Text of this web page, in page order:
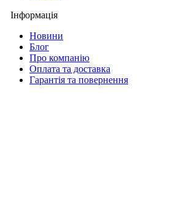
Інформація
Новини
Блог
Про компанію
Оплата та доставка
Гарантія та повернення